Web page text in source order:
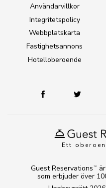
Ett
Användarvillkor
Integritetspolicy
Webbplatskarta
Fastighetsannons
Hotelloberoende
Guest Reservations TM
som erbjuder över